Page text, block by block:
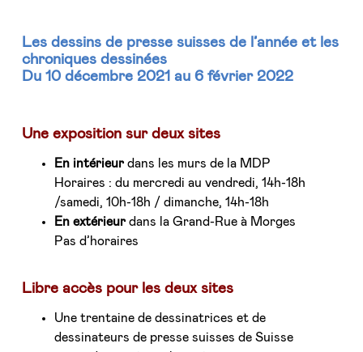
Les dessins de presse suisses de l’année et les
chroniques dessinées
Du 10 décembre 2021 au 6 février 2022
Une exposition sur deux sites
En intérieurdans les murs de la MDP
Horaires : du mercredi au vendredi, 14h-18h
/samedi, 10h-18h / dimanche, 14h-18h
En extérieurdans la Grand-Rue à Morges
Pas d’horaires
Libre accès pour les deux sites
Une trentaine de dessinatrices et de
dessinateurs de presse suisses de Suisse